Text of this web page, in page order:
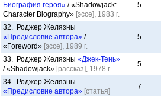
Биография героя» / «Shadowjack:
Character Biography» [эссе], 1983 г.
5
32. Роджер Желязны
«Предисловие автора» /
«Foreword» [эссе], 1989 г.
5
33. Роджер Желязны «Джек-Тень»
/ «Shadowjack» [рассказ], 1978 г.
5
34. Роджер Желязны
«Предисловие автора» [статья]
7